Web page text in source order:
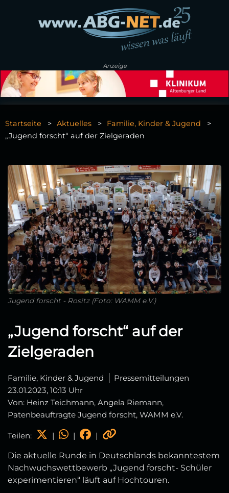
Anzeige
Startseite Aktuelles
Familie, Kinder & Jugend
„Jugend forscht“ auf der Zielgeraden
Jugend forscht - Rositz (Foto: WAMM e.V.)
„Jugend forscht“ auf der
Zielgeraden
Familie, Kinder & Jugend
Pressemitteilungen
23.01.2023, 10:13 Uhr
Von: Heinz Teichmann, Angela Riemann,
Patenbeauftragte Jugend forscht, WAMM e.V.
Teilen: | | |
Die aktuelle Runde in Deutschlands bekanntestem
Nachwuchswettbewerb „Jugend forscht- Schüler
experimentieren“ läuft auf Hochtouren.